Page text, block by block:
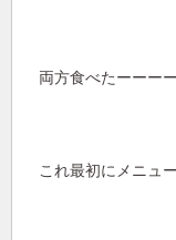
両方食べたーーー
これ最初にメニュ